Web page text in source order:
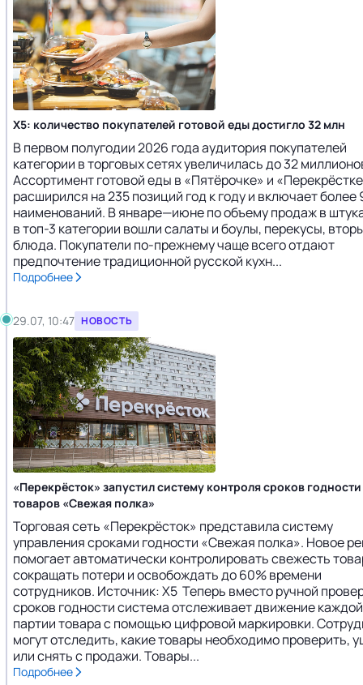
X5: количество покупателей готовой еды достигло 32 млн
В первом полугодии 2026 года аудитория покупателей
категории в торговых сетях увеличилась до 32
Ассортимент готовой еды в «Пятёрочке» и
расширился на 235 позиций год к году и включает более
наименований. В январе—июне по объему продаж в
в топ-3 категории вошли салаты и боулы, перекусы,
блюда. Покупатели по-прежнему чаще всего отдают
предпочтение традиционной русской кухн...
Подробнее
29.07, 10:47 НОВОСТЬ
«Перекрёсток» запустил систему контроля сроков годности
товаров «Свежая полка»
Торговая сеть «Перекрёсток» представила систему
управления сроками годности «Свежая полка». Новое
помогает автоматически контролировать свежесть
сокращать потери и освобождать до 60% времени
сотрудников. Источник: X5 Теперь вместо ручной
сроков годности система отслеживает движение каждой
партии товара с помощью цифровой маркировки.
могут отследить, какие товары необходимо проверить,
или снять с продажи. Товары...
Подробнее